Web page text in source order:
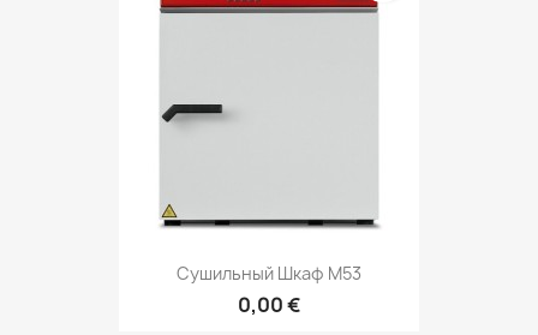
Сушильный Шкаф М53
0,00 €